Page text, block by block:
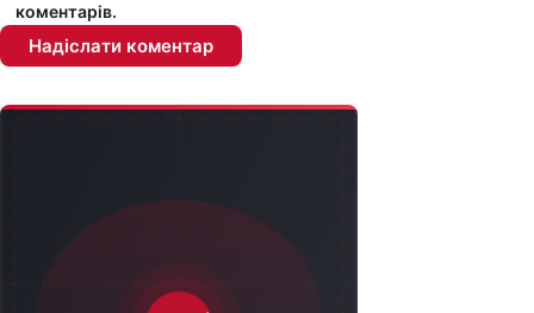
коментарів.